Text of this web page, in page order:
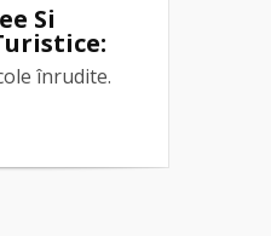
Si
înrudite.